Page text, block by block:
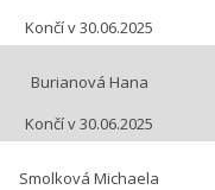
Končí v 30.06.2025
Burianová Hana
Končí v 30.06.2025
Smolková Michaela